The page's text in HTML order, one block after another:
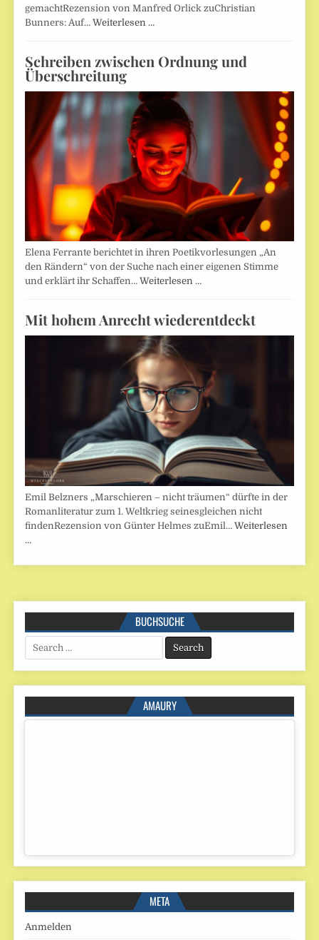
gemachtRezension von Manfred Orlick zuChristian
Bunners: Auf…Weiterlesen …
Schreiben zwischen Ordnung und
Überschreitung
Elena Ferrante berichtet in ihren Poetikvorlesungen „An
den Rändern“ von der Suche nach einer eigenen Stimme
und erklärt ihr Schaffen…Weiterlesen …
Mit hohem Anrecht wiederentdeckt
Emil Belzners „Marschieren – nicht träumen“ dürfte in der
Romanliteratur zum 1. Weltkrieg seinesgleichen nicht
findenRezension von Günter Helmes zuEmil…Weiterlesen
…
BUCHSUCHE
Search
for:
AMAURY
META
Anmelden